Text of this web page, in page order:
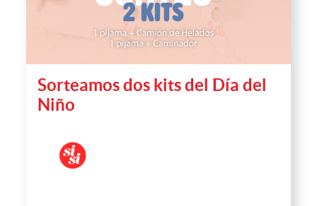
Sorteamos dos kits del Día del
Niño